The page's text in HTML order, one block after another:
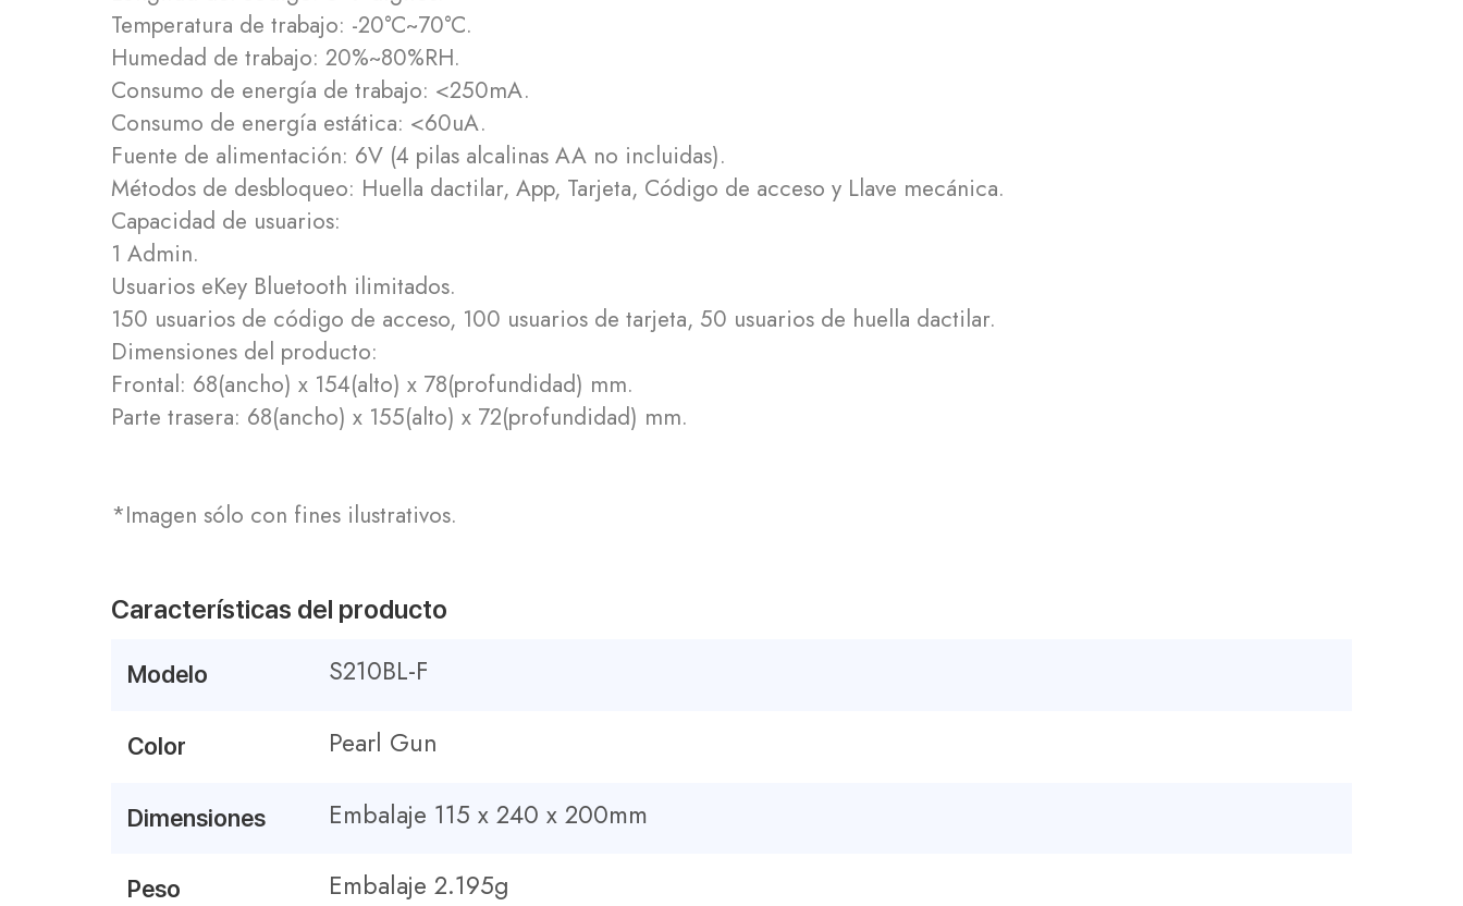
Temperatura de trabajo: -20°C~70°C.
Humedad de trabajo: 20%~80%RH.
Consumo de energía de trabajo: <250mA.
Consumo de energía estática: <60uA.
Fuente de alimentación: 6V (4 pilas alcalinas AA no incluidas).
Métodos de desbloqueo: Huella dactilar, App, Tarjeta, Código de acceso y Llave mecánica.
Capacidad de usuarios:
1 Admin.
Usuarios eKey Bluetooth ilimitados.
150 usuarios de código de acceso, 100 usuarios de tarjeta, 50 usuarios de huella dactilar.
Dimensiones del producto:
Frontal: 68(ancho) x 154(alto) x 78(profundidad) mm.
Parte trasera: 68(ancho) x 155(alto) x 72(profundidad) mm.
*Imagen sólo con fines ilustrativos.
Características del producto
Modelo S210BL-F
Color Pearl Gun
Dimensiones Embalaje 115 x 240 x 200mm
Peso Embalaje 2.195g